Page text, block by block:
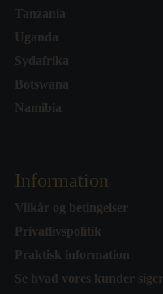
Tanzania
Uganda
Sydafrika
Botswana
Namibia
Information
Vilkår og betingelser
Privatlivspolitik
Praktisk information
Se hvad vores kunder siger